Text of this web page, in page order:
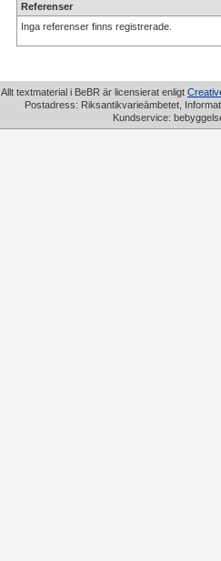
Referenser
Inga referenser finns registrerade.
Allt textmaterial i BeBR är licensierat enligt
Postadress: Riksantikvarieämbetet,
Kundservice: